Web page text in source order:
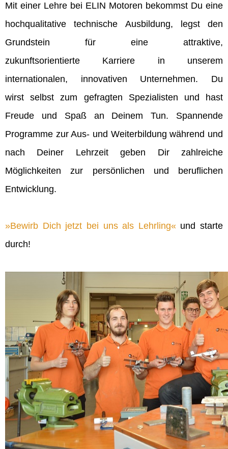
Mit einer Lehre bei ELIN Motoren bekommst Du eine
hochqualitative technische Ausbildung, legst den
Grundstein für eine attraktive,
zukunftsorientierte Karriere in unserem
internationalen, innovativen Unternehmen. Du
wirst selbst zum gefragten Spezialisten und hast
Freude und Spaß an Deinem Tun. Spannende
Programme zur Aus- und Weiterbildung während und
nach Deiner Lehrzeit geben Dir zahlreiche
Möglichkeiten zur persönlichen und beruflichen
Entwicklung.
Bewirb Dich jetzt bei uns als Lehrling und starte
durch!